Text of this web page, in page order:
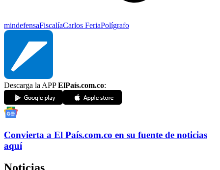
mindefensaFiscalíaCarlos FeriaPolígrafo
Descarga la APPElPaís.com.co:
Convierta a El País.com.co en su fuente de noticias
aquí